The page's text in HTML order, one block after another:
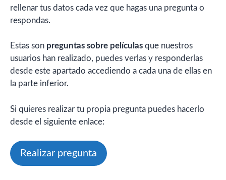
rellenar tus datos cada vez que hagas una pregunta o
respondas.
Estas son preguntas sobre películas que nuestros
usuarios han realizado, puedes verlas y responderlas
desde este apartado accediendo a cada una de ellas en
la parte inferior.
Si quieres realizar tu propia pregunta puedes hacerlo
desde el siguiente enlace:
Realizar pregunta